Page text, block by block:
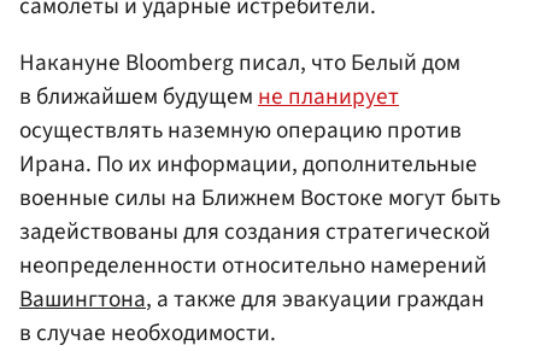
Накануне Bloomberg писал, что Белый дом
в ближайшем будущемне планирует
осуществлять наземную операцию против
Ирана. По их информации, дополнительные
военные силы на Ближнем Востоке могут быть
задействованы для создания стратегической
неопределенности относительно намерений
Вашингтона, а также для эвакуации граждан
в случае необходимости.